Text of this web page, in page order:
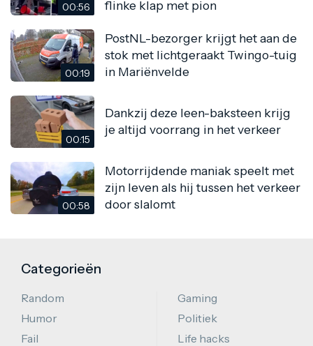
00:56
flinke klap met pion
00:19
PostNL-bezorger krijgt het aan de
stok met lichtgeraakt Twingo-tuig
in Mariënvelde
00:15
Dankzij deze leen-baksteen krijg
je altijd voorrang in het verkeer
00:58
Motorrijdende maniak speelt met
zijn leven als hij tussen het verkeer
door slalomt
Categorieën
Random
Humor
Fail
Gaming
Politiek
Life hacks